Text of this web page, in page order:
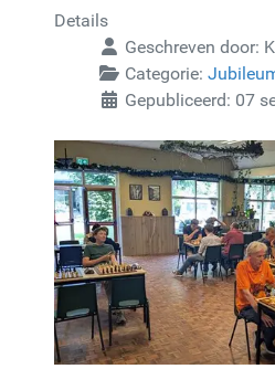
Details
Geschreven door:
Categorie:
Gepubliceerd: 07